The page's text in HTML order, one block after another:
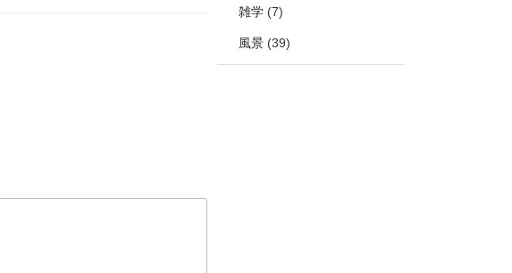
雑学 (7)
風景 (39)